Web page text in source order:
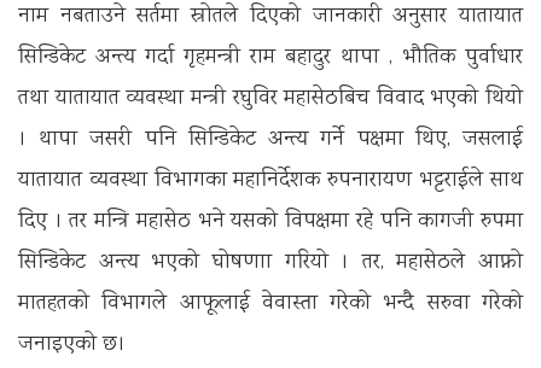
नाम नबताउने सर्तमा स्रोतले दिएको जानकारी अनुसार यातायात
सिन्डिकेट अन्त्य गर्दा गृहमन्त्री राम बहादुर थापा , भौतिक पुर्वाधार
तथा यातायात व्यवस्था मन्त्री रघुविर महासेठबिच विवाद भएको थियो
। थापा जसरी पनि सिन्डिकेट अन्त्य गर्ने पक्षमा थिए, जसलाई
यातायात व्यवस्था विभागका महानिर्देशक रुपनारायण भट्टराईले साथ
दिए । तर मन्त्रि महासेठ भने यसको विपक्षमा रहे पनि कागजी रुपमा
सिन्डिकेट अन्त्य भएको घोषणाा गरियो । तर, महासेठले आफ्नो
मातहतको विभागले आफूलाई वेवास्ता गरेको भन्दै सरुवा गरेको
जनाइएको छ।